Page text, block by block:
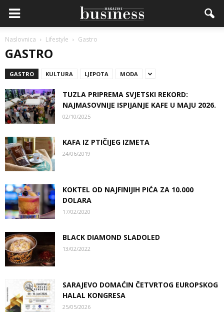
Naslovnica Lifestyle Gastro
GASTRO
GASTRO KULTURA LJEPOTA MODA
TUZLA PRIPREMA SVJETSKI REKORD:
NAJMASOVNIJE ISPIJANJE KAFE U MAJU 2026.
02/10/2025
KAFA IZ PTIČIJEG IZMETA
24/06/2019
KOKTEL OD NAJFINIJIH PIĆA ZA 10.000
DOLARA
17/02/2020
BLACK DIAMOND SLADOLED
13/02/2022
SARAJEVO DOMAĆIN ČETVRTOG EUROPSKOG
HALAL KONGRESA
25/05/2026